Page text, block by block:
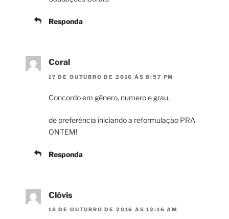
Responda
Coral
17 DE OUTUBRO DE 2016 ÀS 8:57 PM
Concordo em gênero, numero e grau.
de preferência iniciando a reformulação PRA
ONTEM!
Responda
Clóvis
18 DE OUTUBRO DE 2016 ÀS 12:16 AM